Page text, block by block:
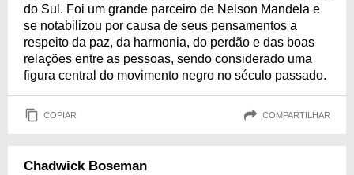
do Sul. Foi um grande parceiro de Nelson Mandela e
se notabilizou por causa de seus pensamentos a
respeito da paz, da harmonia, do perdão e das boas
relações entre as pessoas, sendo considerado uma
figura central do movimento negro no século passado.
COPIAR COMPARTILHAR
Chadwick Boseman